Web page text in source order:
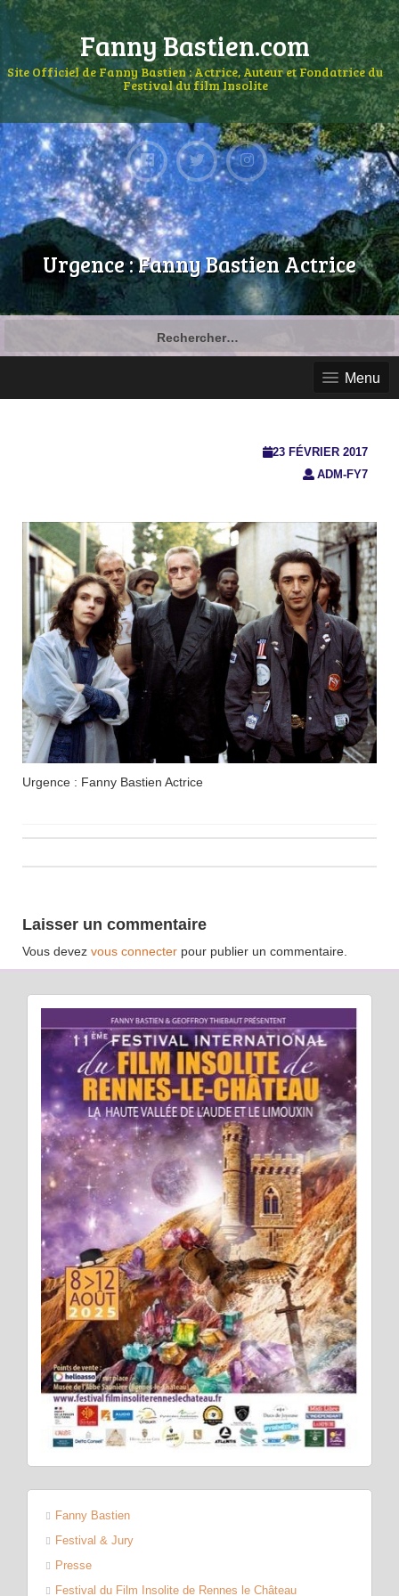
Fanny Bastien.com
Site Officiel de Fanny Bastien : Actrice, Auteur et Fondatrice du
Festival du film Insolite
Urgence : Fanny Bastien Actrice
Menu
23 FÉVRIER 2017
ADM-FY7
Urgence : Fanny Bastien Actrice
Laisser un commentaire
Vous devez vous connecter pour publier un commentaire.
Fanny Bastien
Festival & Jury
Presse
Festival du Film Insolite de Rennes le Château